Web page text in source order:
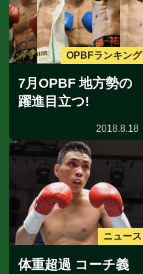
OPBFランキング
7月OPBF 地方勢の
躍進目立つ!
2018.8.18
ニュース
体重超過 コーチ義